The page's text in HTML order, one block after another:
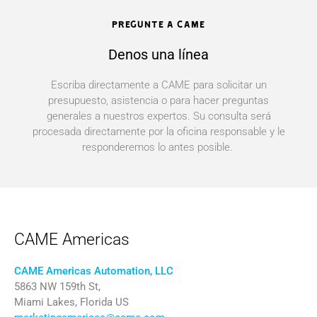
PREGUNTE A CAME
Denos una línea
Escriba directamente a CAME para solicitar un
presupuesto, asistencia o para hacer preguntas
generales a nuestros expertos. Su consulta será
procesada directamente por la oficina responsable y le
responderemos lo antes posible.
CAME Americas
CAME Americas Automation, LLC
5863 NW 159th St,
Miami Lakes, Florida US